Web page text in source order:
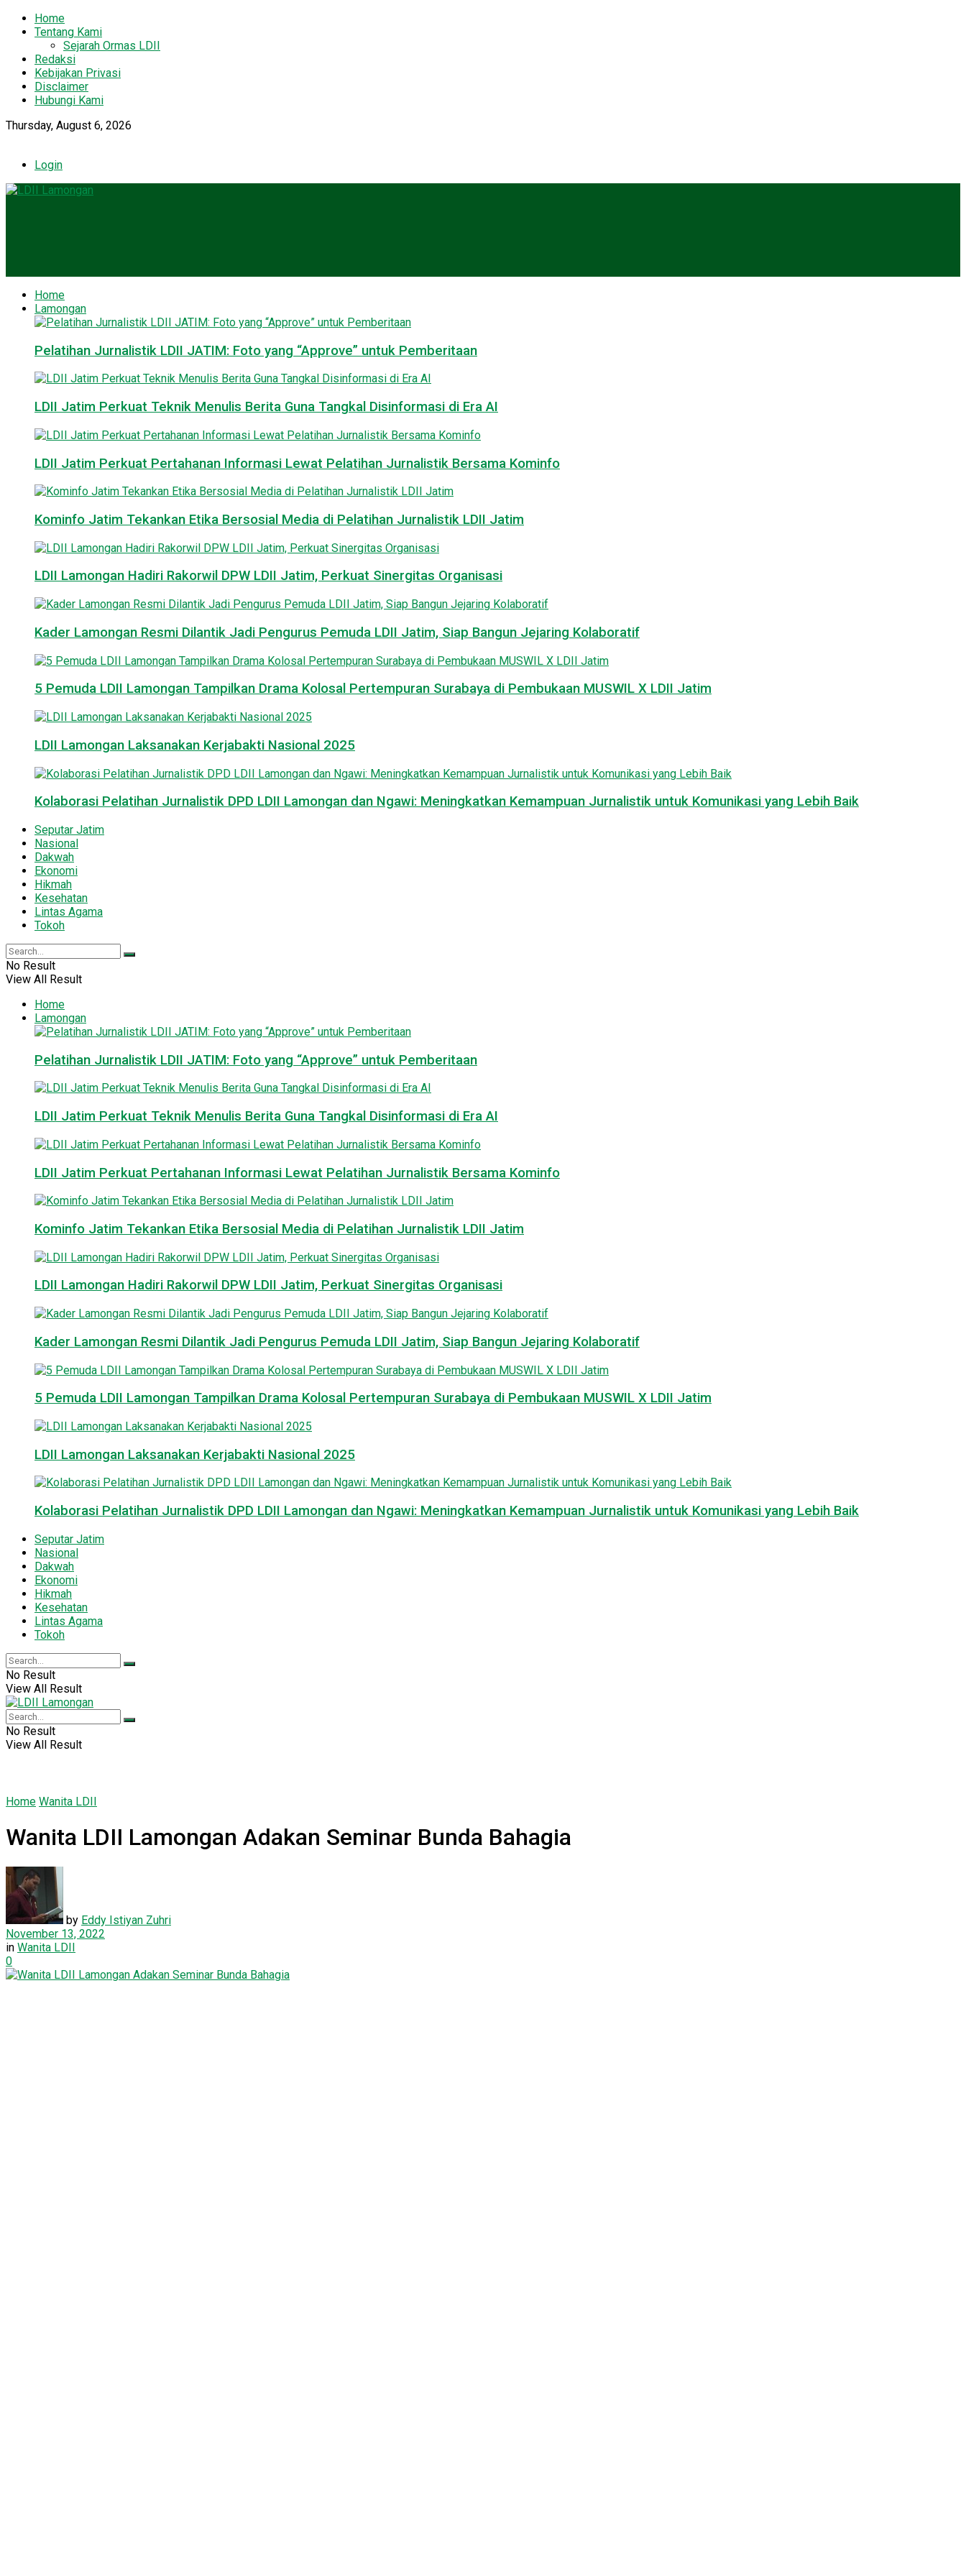
Home
Tentang Kami
Sejarah Ormas LDII
Redaksi
Kebijakan Privasi
Disclaimer
Hubungi Kami
Thursday, August 6, 2026
Login
Home
Lamongan
Pelatihan Jurnalistik LDII JATIM: Foto yang “Approve” untuk Pemberitaan
LDII Jatim Perkuat Teknik Menulis Berita Guna Tangkal Disinformasi di Era AI
LDII Jatim Perkuat Pertahanan Informasi Lewat Pelatihan Jurnalistik Bersama Kominfo
Kominfo Jatim Tekankan Etika Bersosial Media di Pelatihan Jurnalistik LDII Jatim
LDII Lamongan Hadiri Rakorwil DPW LDII Jatim, Perkuat Sinergitas Organisasi
Kader Lamongan Resmi Dilantik Jadi Pengurus Pemuda LDII Jatim, Siap Bangun Jejaring Kolaboratif
5 Pemuda LDII Lamongan Tampilkan Drama Kolosal Pertempuran Surabaya di Pembukaan MUSWIL X LDII Jatim
LDII Lamongan Laksanakan Kerjabakti Nasional 2025
Kolaborasi Pelatihan Jurnalistik DPD LDII Lamongan dan Ngawi: Meningkatkan Kemampuan Jurnalistik untuk Komunikasi yang Lebih Baik
Seputar Jatim
Nasional
Dakwah
Ekonomi
Hikmah
Kesehatan
Lintas Agama
Tokoh
No Result
View All Result
Home
Lamongan
Pelatihan Jurnalistik LDII JATIM: Foto yang “Approve” untuk Pemberitaan
LDII Jatim Perkuat Teknik Menulis Berita Guna Tangkal Disinformasi di Era AI
LDII Jatim Perkuat Pertahanan Informasi Lewat Pelatihan Jurnalistik Bersama Kominfo
Kominfo Jatim Tekankan Etika Bersosial Media di Pelatihan Jurnalistik LDII Jatim
LDII Lamongan Hadiri Rakorwil DPW LDII Jatim, Perkuat Sinergitas Organisasi
Kader Lamongan Resmi Dilantik Jadi Pengurus Pemuda LDII Jatim, Siap Bangun Jejaring Kolaboratif
5 Pemuda LDII Lamongan Tampilkan Drama Kolosal Pertempuran Surabaya di Pembukaan MUSWIL X LDII Jatim
LDII Lamongan Laksanakan Kerjabakti Nasional 2025
Kolaborasi Pelatihan Jurnalistik DPD LDII Lamongan dan Ngawi: Meningkatkan Kemampuan Jurnalistik untuk Komunikasi yang Lebih Baik
Seputar Jatim
Nasional
Dakwah
Ekonomi
Hikmah
Kesehatan
Lintas Agama
Tokoh
No Result
View All Result
No Result
View All Result
Home Wanita LDII
Wanita LDII Lamongan Adakan Seminar Bunda Bahagia
by Eddy Istiyan Zuhri
November 13, 2022
in Wanita LDII
0